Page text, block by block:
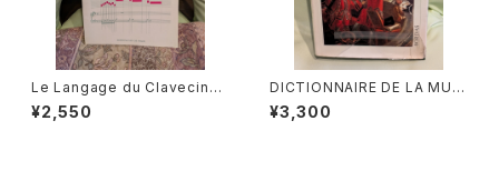
Le Langage du Clavecin
【著者：ANTOINE GEOFFROY
DECHAUME】出版社：EDITIO
¥2,550
DICTIONNAIRE DE LA MUSI
QUE Ⅰ :les mens et leurs
œuvres『音楽辞典：人物とその
¥3,300